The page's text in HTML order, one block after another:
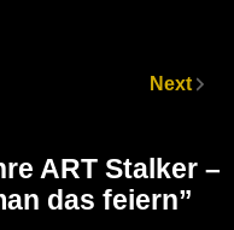
Next
ART Stalker –
das feiern”